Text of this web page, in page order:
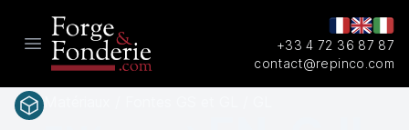
Open main menu
+33 4 72 36 87 87
contact@repinco.com